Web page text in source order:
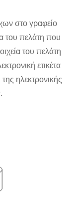
στο γραφείο
του πελάτη που
του πελάτη
ετικέτα
ηλεκτρονικής